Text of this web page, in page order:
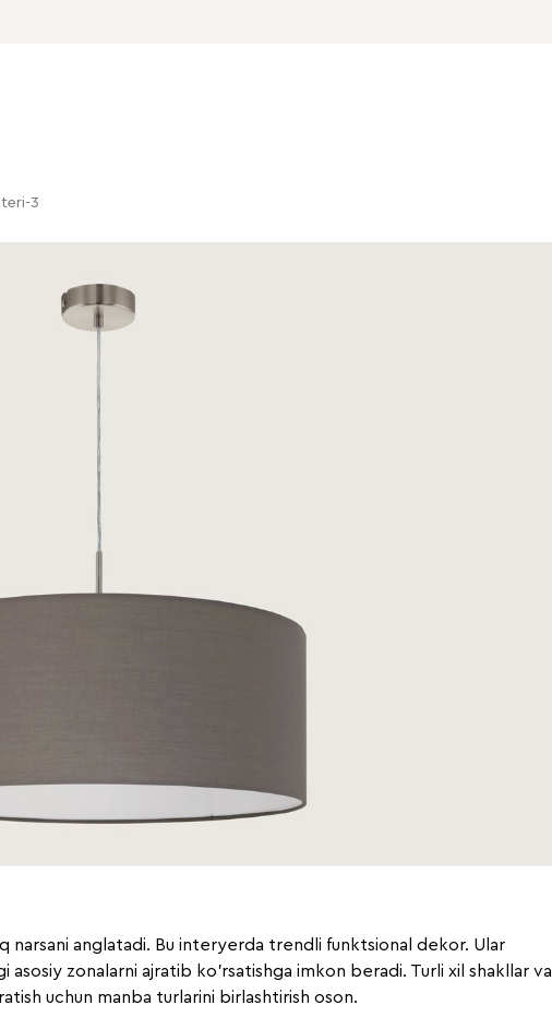
3
narsani anglatadi. Bu interyerda trendli funktsional dekor. Ular
zonalarni ajratib ko'rsatishga imkon beradi. Turli xil shakllar va
uchun manba turlarini birlashtirish oson.